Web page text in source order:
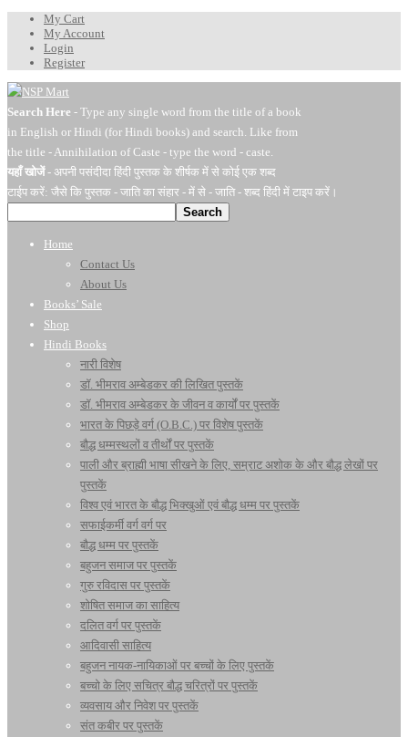
My Cart
My Account
Login
Register
Search Here - Type any single word from the title of a book
in English or Hindi (for Hindi books) and search. Like from
the title - Annihilation of Caste - type the word - caste.
यहाँ खोजें- अपनी पसंदीदा हिंदी पुस्तक के शीर्षक में से कोई एक शब्द
टाईप करें: जैसे कि पुस्तक - जाति का संहार - में से - जाति - शब्द हिंदी में टाइप करें।
Search
Home
Contact Us
About Us
Books’ Sale
Shop
Hindi Books
नारी विशेष
डॉ. भीमराव अम्बेडकर की लिखित पुस्तकें
डॉ. भीमराव अम्बेडकर के जीवन व कार्यों पर पुस्तकें
भारत के पिछड़े वर्ग (O.B.C.) पर विशेष पुस्तकें
बौद्ध धम्मस्थलों व तीर्थों पर पुस्तकें
पाली और ब्राह्मी भाषा सीखने के लिए, सम्राट अशोक के और बौद्ध लेखों पर
पुस्तकें
विश्व एवं भारत के बौद्ध भिक्खुओं एवं बौद्ध धम्म पर पुस्तकें
सफाईकर्मी वर्ग वर्ग पर
बौद्ध धम्म पर पुस्तकें
बहुजन समाज पर पुस्तकें
गुरु रविदास पर पुस्तकें
शोषित समाज का साहित्य
दलित वर्ग पर पुस्तकें
आदिवासी साहित्य
बहुजन नायक-नायिकाओं पर बच्चों के लिए पुस्तकें
बच्चो के लिए सचित्र बौद्ध चरित्रों पर पुस्तकें
व्यवसाय और निवेश पर पुस्तकें
संत कबीर पर पुस्तकें